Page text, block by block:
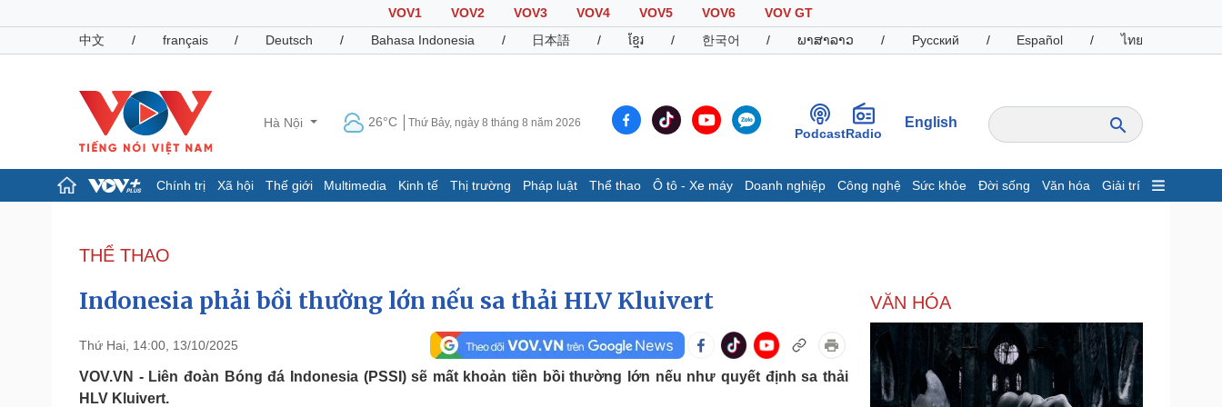
VOV1 VOV2 VOV3 VOV4 VOV5 VOV6
VOV GT
中文
/ français / Deutsch / Bahasa Indonesia / 日本語 / ខ្មែរ / 한국어 / ພາສາລາວ / Русский / Español / ไทย
Hà Nội 26°C Thứ Bảy, ngày 8 tháng 8 năm 2026
PodcastRadio
English
Chính trị Xã hội Thế giới Multimedia Kinh tế Thị trường Pháp luật Thể thao Ô tô - Xe máy Doanh nghiệp Công nghệ Sức khỏe Đời sống Văn hóa Giải trí
Đảng
Tổ chức nhân sự
Nhận diện sự thật
Giáo dục
Dấu ấn VOV
Hồ sơ
Infographic
Giá cà phê
Pháp luật
Vụ án
Quân sự - Quốc phòng
Thể thao
Ô tô - Xe máy
Doanh nghiệp
Thông tin doanh nghiệp
Công nghệ
Sành điệu
THỂ THAO
Indonesia phải bồi thường lớn nếu sa thải HLV Kluivert
Thứ Hai, 14:00, 13/10/2025
VOV.VN - Liên đoàn Bóng đá Indonesia (PSSI) sẽ mất khoản tiền bồi thường lớn nếu như quyết định sa thải
HLV Kluivert.
VĂN HÓA